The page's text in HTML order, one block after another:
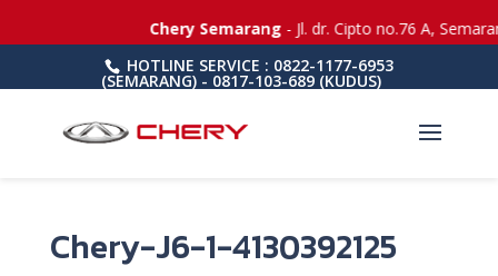
HOTLINE SERVICE : 0822-1177-6953
(SEMARANG) - 0817-103-689 (KUDUS)
Chery-J6-1-4130392125
Chery Semarang- Jl. dr. Cipto no.76 A,